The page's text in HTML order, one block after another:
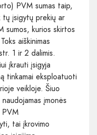
PVM sumas taip,
įsigytų prekių ar
sumos, kurios skirtos
aiškinimas
1 ir 2 dalimis.
įkrauti įsigyja
tinkamai eksploatuoti
veikloje. Šiuo
įmonės
PVM
tai įkrovimo